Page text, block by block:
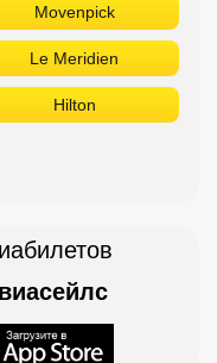
Movenpick
Le Meridien
Hilton